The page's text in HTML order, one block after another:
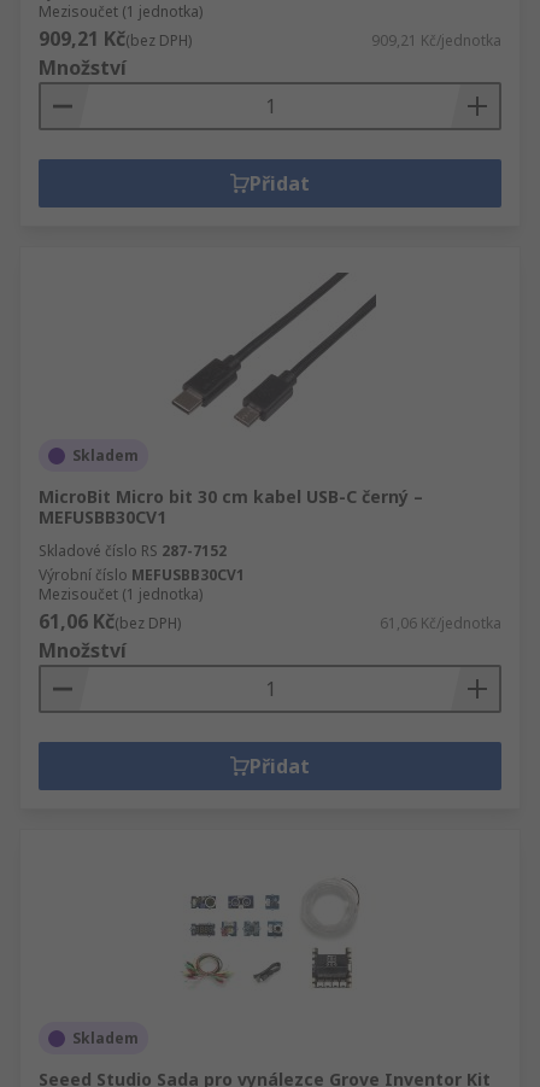
Mezisoučet (1 jednotka)
909,21 Kč(bez DPH) 909,21 Kč/jednotka
Množství
Přidat
Skladem
MicroBit Micro bit 30 cm kabel USB-C černý –
MEFUSBB30CV1
Skladové číslo RS 287-7152
Výrobní číslo MEFUSBB30CV1
Mezisoučet (1 jednotka)
61,06 Kč(bez DPH) 61,06 Kč/jednotka
Množství
Přidat
Skladem
Seeed Studio Sada pro vynálezce Grove Inventor Kit